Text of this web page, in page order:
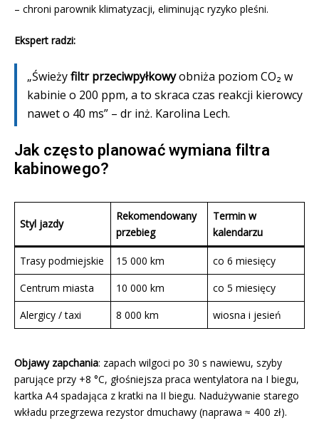
– chroni parownik klimatyzacji, eliminując ryzyko pleśni.
Ekspert radzi:
„Świeżyfiltr przeciwpyłkowyobniża poziom CO₂ w
kabinie o 200 ppm, a to skraca czas reakcji kierowcy
nawet o 40 ms” – dr inż. Karolina Lech.
Jak często planować wymiana filtra
kabinowego?
Styl jazdy
Rekomendowany
przebieg
Termin w
kalendarzu
Trasy podmiejskie 15 000 km
co 6 miesięcy
Centrum miasta
10 000 km
co 5 miesięcy
Alergicy / taxi
8 000 km wiosna i jesień
Objawy zapchania: zapach wilgoci po 30 s nawiewu, szyby
parujące przy +8 °C, głośniejsza praca wentylatora na I biegu,
kartka A4 spadająca z kratki na II biegu. Nadużywanie starego
wkładu przegrzewa rezystor dmuchawy (naprawa ≈ 400 zł).